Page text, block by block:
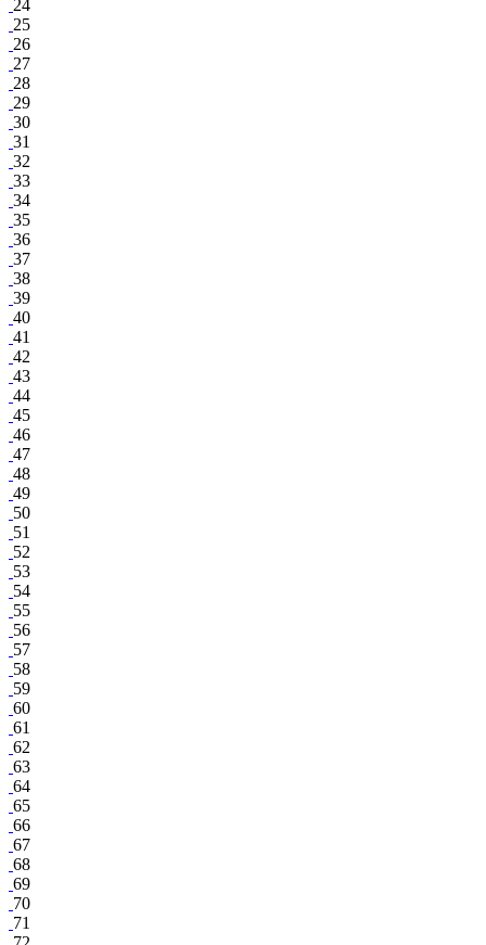
24
25
26
27
28
29
30
31
32
33
34
35
36
37
38
39
40
41
42
43
44
45
46
47
48
49
50
51
52
53
54
55
56
57
58
59
60
61
62
63
64
65
66
67
68
69
70
71